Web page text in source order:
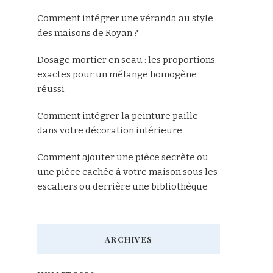
Comment intégrer une véranda au style
des maisons de Royan ?
Dosage mortier en seau : les proportions
exactes pour un mélange homogène
réussi
Comment intégrer la peinture paille
dans votre décoration intérieure
Comment ajouter une pièce secrète ou
une pièce cachée à votre maison sous les
escaliers ou derrière une bibliothèque
ARCHIVES